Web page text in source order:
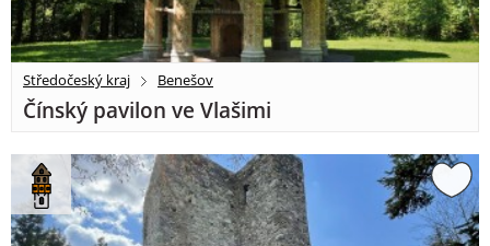
Středočeský kraj Benešov
Čínský pavilon ve Vlašimi